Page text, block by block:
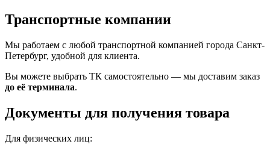
Транспортные компании
Мы работаем с любой транспортной компанией города Санкт-
Петербург, удобной для клиента.
Вы можете выбрать ТК самостоятельно — мы доставим заказ
до её терминала.
Документы для получения товара
Для физических лиц: